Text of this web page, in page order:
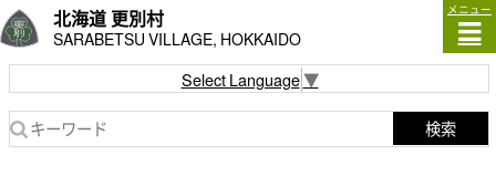
北海道 更別村
SARABETSU VILLAGE, HOKKAIDO
メニュー
Select Language▼
検索